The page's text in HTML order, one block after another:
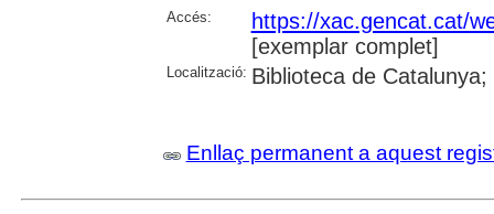
Accés:
https://xac.gencat.cat/
[exemplar complet]
Localització: Biblioteca de
Enllaç permanent a aquest